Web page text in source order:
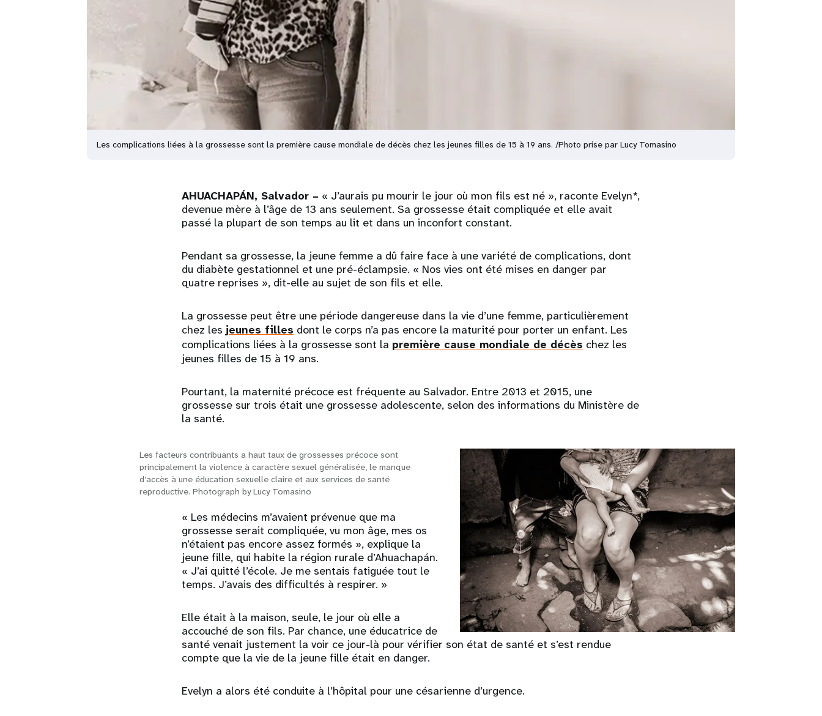
Les complications liées à la grossesse sont la première cause mondiale de décès chez les jeunes filles de 15 à 19 ans. /Photo prise par Lucy Tomasino
AHUACHAPÁN, Salvador – « J’aurais pu mourir le jour où mon fils est né », raconte Evelyn*,
devenue mère à l’âge de 13 ans seulement. Sa grossesse était compliquée et elle avait
passé la plupart de son temps au lit et dans un inconfort constant.
Pendant sa grossesse, la jeune femme a dû faire face à une variété de complications, dont
du diabète gestationnel et une pré-éclampsie. « Nos vies ont été mises en danger par
quatre reprises », dit-elle au sujet de son fils et elle.
La grossesse peut être une période dangereuse dans la vie d’une femme, particulièrement
chez les jeunes filles dont le corps n’a pas encore la maturité pour porter un enfant. Les
complications liées à la grossesse sont la première cause mondiale de décès chez les
jeunes filles de 15 à 19 ans.
Pourtant, la maternité précoce est fréquente au Salvador. Entre 2013 et 2015, une
grossesse sur trois était une grossesse adolescente, selon des informations du Ministère de
la santé.
Les facteurs contribuants a haut taux de grossesses précoce sont
principalement la violence à caractère sexuel généralisée, le manque
d’accès à une éducation sexuelle claire et aux services de santé
reproductive. Photograph by Lucy Tomasino
« Les médecins m’avaient prévenue que ma
grossesse serait compliquée, vu mon âge, mes os
n’étaient pas encore assez formés », explique la
jeune fille, qui habite la région rurale d’Ahuachapán.
« J’ai quitté l’école. Je me sentais fatiguée tout le
temps. J’avais des difficultés à respirer. »
Elle était à la maison, seule, le jour où elle a
accouché de son fils. Par chance, une éducatrice de
santé venait justement la voir ce jour-là pour vérifier son état de santé et s’est rendue
compte que la vie de la jeune fille était en danger.
Evelyn a alors été conduite à l’hôpital pour une césarienne d’urgence.